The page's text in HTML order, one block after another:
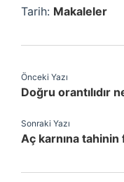
Tarih: Makaleler
Önceki Yazı
Doğru orantılıdır
Sonraki Yazı
Aç karnına tahinin